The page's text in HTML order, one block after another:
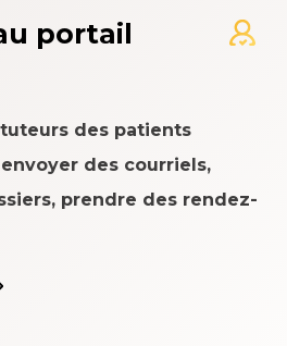
portail
des patients
des courriels,
prendre des rendez-